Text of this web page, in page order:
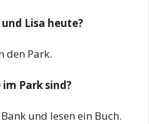
Lisa heute?
den Park.
im Park sind?
und lesen ein Buch.